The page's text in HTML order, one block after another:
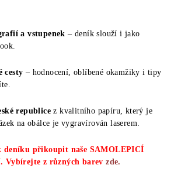
a vstupenek – deník slouží i jako
cesty – hodnocení, oblíbené okamžiky i tipy
republice z kvalitního papíru, který je
na obálce je vygravírován laserem.
deníku přikoupit naše SAMOLEPICÍ
Vybírejte z různých barevzde.